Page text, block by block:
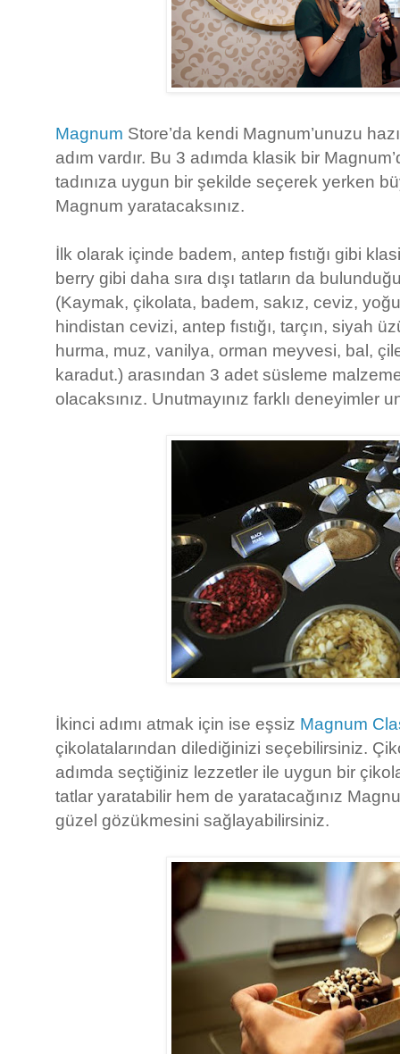
Magnum Store’da kendi Magnum’unuzu
adım vardır. Bu 3 adımda klasik bir
tadınıza uygun bir şekilde seçerek yerken
Magnum yaratacaksınız.
İlk olarak içinde badem, antep fıstığı gibi
berry gibi daha sıra dışı tatların da
(Kaymak, çikolata, badem, sakız, ceviz,
hindistan cevizi, antep fıstığı, tarçın, siyah
hurma, muz, vanilya, orman meyvesi, bal,
karadut.) arasından 3 adet süsleme
olacaksınız. Unutmayınız farklı deneyimler
İkinci adımı atmak için ise eşsiz Magnum
çikolatalarından dilediğinizi seçebilirsiniz.
adımda seçtiğiniz lezzetler ile uygun bir
tatlar yaratabilir hem de yaratacağınız
güzel gözükmesini sağlayabilirsiniz.